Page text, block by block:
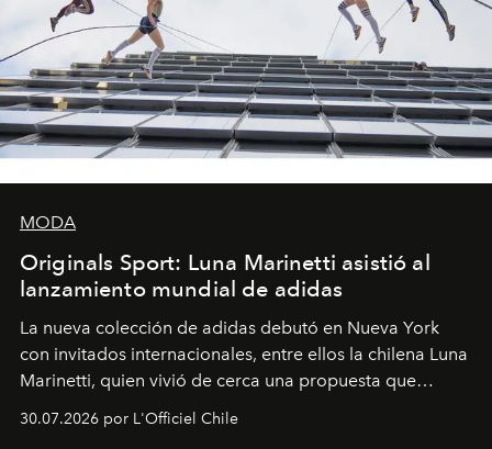
MODA
Originals Sport: Luna Marinetti asistió al
lanzamiento mundial de adidas
La nueva colección de adidas debutó en Nueva York
con invitados internacionales, entre ellos la chilena Luna
Marinetti, quien vivió de cerca una propuesta que
30.07.2026 por L'Officiel Chile